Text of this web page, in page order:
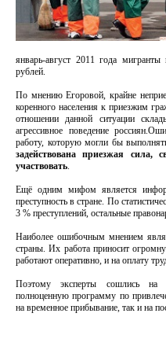
январь-август 2011 года
рублей.
По мнению Егоровой, крайне
коренного населения к приезжим
отношении данной ситуации
агрессивное поведение
работу, которую могли бы
задействована приезжая сила,
участвовать.
Ещё одним мифом является
преступность в стране. По
3 % преступлений, остальные
Наиболее ошибочным мнением
страны. Их работа приносит
работают оперативно, и на оплату
Поэтому эксперты сошлись на
полноценную программу по
на временное прибывание, так и на